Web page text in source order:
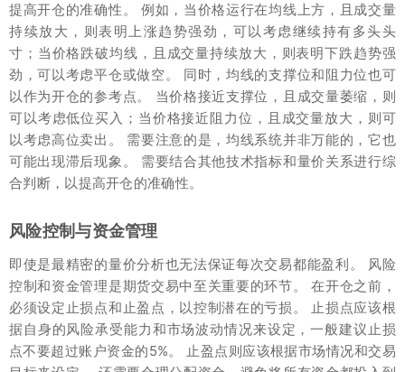
提高开仓的准确性。 例如，当价格运行在均线上方，且成交量
持续放大，则表明上涨趋势强劲，可以考虑继续持有多头头
寸；当价格跌破均线，且成交量持续放大，则表明下跌趋势强
劲，可以考虑平仓或做空。 同时，均线的支撑位和阻力位也可
以作为开仓的参考点。 当价格接近支撑位，且成交量萎缩，则
可以考虑低位买入；当价格接近阻力位，且成交量放大，则可
以考虑高位卖出。 需要注意的是，均线系统并非万能的，它也
可能出现滞后现象。 需要结合其他技术指标和量价关系进行综
合判断，以提高开仓的准确性。
风险控制与资金管理
即使是最精密的量价分析也无法保证每次交易都能盈利。 风险
控制和资金管理是期货交易中至关重要的环节。 在开仓之前，
必须设定止损点和止盈点，以控制潜在的亏损。 止损点应该根
据自身的风险承受能力和市场波动情况来设定，一般建议止损
点不要超过账户资金的5%。 止盈点则应该根据市场情况和交易